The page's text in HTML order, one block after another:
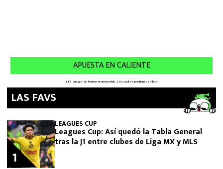
LAS FAVS
LEAGUES CUP
Leagues Cup: Así quedó la Tabla General
tras la J1 entre clubes de Liga MX y MLS
1